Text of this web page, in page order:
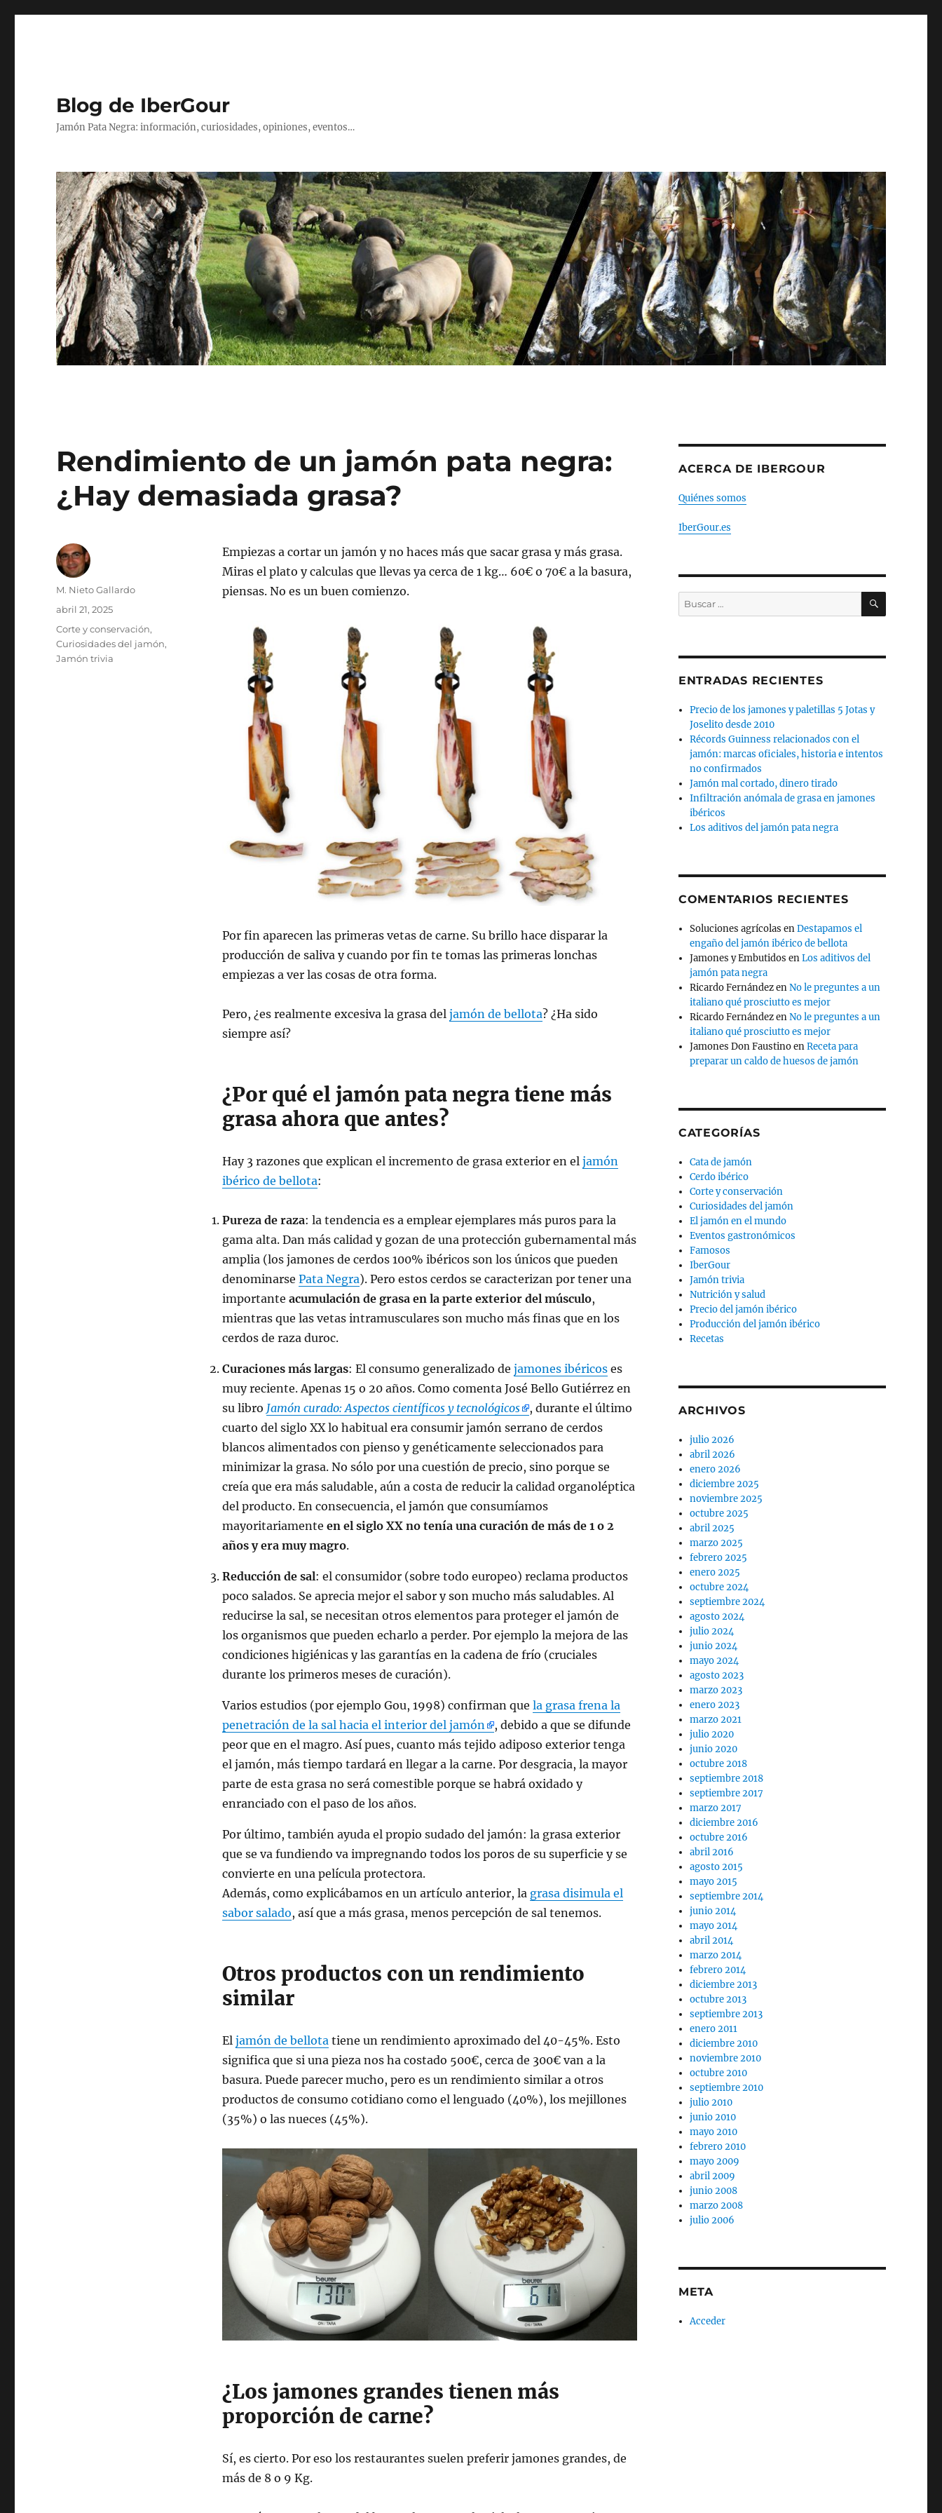
Blog de IberGour
Jamón Pata Negra: información, curiosidades, opiniones, eventos…
Rendimiento de un jamón pata negra:
¿Hay demasiada grasa?
Empiezas a cortar un jamón y no haces más que sacar grasa y más grasa.
Miras el plato y calculas que llevas ya cerca de 1 kg… 60€ o 70€ a la basura,
piensas. No es un buen comienzo.
Por fin aparecen las primeras vetas de carne. Su brillo hace disparar la
producción de saliva y cuando por fin te tomas las primeras lonchas
empiezas a ver las cosas de otra forma.
Pero, ¿es realmente excesiva la grasa del jamón de bellota? ¿Ha sido
siempre así?
¿Por qué el jamón pata negra tiene más
grasa ahora que antes?
Hay 3 razones que explican el incremento de grasa exterior en el jamón
ibérico de bellota:
Pureza de raza: la tendencia es a emplear ejemplares más puros para la
gama alta. Dan más calidad y gozan de una protección gubernamental más
amplia (los jamones de cerdos 100% ibéricos son los únicos que pueden
denominarse Pata Negra). Pero estos cerdos se caracterizan por tener una
importante acumulación de grasa en la parte exterior del músculo,
mientras que las vetas intramusculares son mucho más finas que en los
cerdos de raza duroc.
Curaciones más largas: El consumo generalizado de jamones ibéricoses
muy reciente. Apenas 15 o 20 años. Como comenta José Bello Gutiérrezen
su libro Jamón curado: Aspectos científicos y tecnológicos
, durante el último
cuarto del siglo XX lo habitual era consumir jamón serrano de cerdos
blancos alimentados con pienso y genéticamente seleccionados para
minimizar la grasa. No sólo por una cuestión de precio, sino porque se
creía que era más saludable, aún a costa de reducir la calidad organoléptica
del producto. En consecuencia, el jamón que consumíamos
mayoritariamente en el siglo XX no tenía una curación de más de 1 o 2
años y era muy magro.
Reducción de sal: el consumidor (sobre todo europeo) reclama productos
poco salados. Se aprecia mejor el sabor y son mucho más saludables. Al
reducirse la sal, se necesitan otros elementos para proteger el jamón de
los organismos que pueden echarlo a perder. Por ejemplo la mejora de las
condiciones higiénicas y las garantías en la cadena de frío (cruciales
durante los primeros meses de curación).
Varios estudios (por ejemplo Gou, 1998) confirman que la grasa frena la
penetración de la sal hacia el interior del jamón
, debido a que se difunde
peor que en el magro. Así pues, cuanto más tejido adiposo exterior tenga
el jamón, más tiempo tardará en llegar a la carne. Por desgracia, la mayor
parte de esta grasa no será comestible porque se habrá oxidado y
enranciado con el paso de los años.
Por último, también ayuda el propio sudado del jamón: la grasa exterior
que se va fundiendo va impregnando todos los poros de su superficie y se
convierte en una película protectora.
Además, como explicábamos en un artículo anterior, la grasa disimula el
sabor salado, así que a más grasa, menos percepción de sal tenemos.
Otros productos con un rendimiento
similar
El jamón de bellotatiene un rendimiento aproximado del 40-45%. Esto
significa que si una pieza nos ha costado 500€, cerca de 300€ van a la
basura. Puede parecer mucho, pero es un rendimiento similar a otros
productos de consumo cotidiano como el lenguado (40%), los mejillones
(35%) o las nueces (45%).
¿Los jamones grandes tienen más
proporción de carne?
Sí, es cierto. Por eso los restaurantes suelen preferir jamones grandes, de
más de 8 o 9 Kg.
Autor
M. Nieto Gallardo
Publicado
el
abril 21, 2025
Categorías
Corte y conservación,
Curiosidades del jamón,
Jamón trivia
ACERCA DE IBERGOUR
Quiénes somos
IberGour.es
Buscar
por:
BUSCAR
ENTRADAS RECIENTES
Precio de los jamones y paletillas 5 Jotas y
Joselito desde 2010
Récords Guinness relacionados con el
jamón: marcas oficiales, historia e intentos
no confirmados
Jamón mal cortado, dinero tirado
Infiltración anómala de grasa en jamones
ibéricos
Los aditivos del jamón pata negra
COMENTARIOS RECIENTES
Soluciones agrícolas enDestapamos el
engaño del jamón ibérico de bellota
Jamones y Embutidos enLos aditivos del
jamón pata negra
Ricardo FernándezenNo le preguntes a un
italiano qué prosciutto es mejor
Ricardo FernándezenNo le preguntes a un
italiano qué prosciutto es mejor
Jamones Don FaustinoenReceta para
preparar un caldo de huesos de jamón
CATEGORÍAS
Cata de jamón
Cerdo ibérico
Corte y conservación
Curiosidades del jamón
El jamón en el mundo
Eventos gastronómicos
Famosos
IberGour
Jamón trivia
Nutrición y salud
Precio del jamón ibérico
Producción del jamón ibérico
Recetas
ARCHIVOS
julio 2026
abril 2026
enero 2026
diciembre 2025
noviembre 2025
octubre 2025
abril 2025
marzo 2025
febrero 2025
enero 2025
octubre 2024
septiembre 2024
agosto 2024
julio 2024
junio 2024
mayo 2024
agosto 2023
marzo 2023
enero 2023
marzo 2021
julio 2020
junio 2020
octubre 2018
septiembre 2018
septiembre 2017
marzo 2017
diciembre 2016
octubre 2016
abril 2016
agosto 2015
mayo 2015
septiembre 2014
junio 2014
mayo 2014
abril 2014
marzo 2014
febrero 2014
diciembre 2013
octubre 2013
septiembre 2013
enero 2011
diciembre 2010
noviembre 2010
octubre 2010
septiembre 2010
julio 2010
junio 2010
mayo 2010
febrero 2010
mayo 2009
abril 2009
junio 2008
marzo 2008
julio 2006
META
Acceder